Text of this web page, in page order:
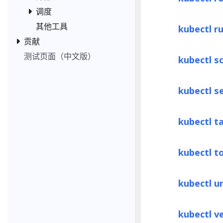
调度
其他工具
贡献
测试页面（中文版）
kubectl
kubectl
kubectl
kubectl
kubectl
kubectl
kubectl